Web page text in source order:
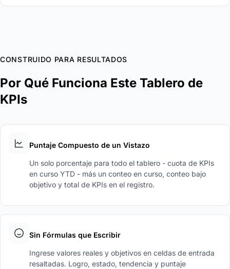
CONSTRUIDO PARA RESULTADOS
Por Qué Funciona Este Tablero de
KPIs
Puntaje Compuesto de un Vistazo
Un solo porcentaje para todo el tablero - cuota de KPIs
en curso YTD - más un conteo en curso, conteo bajo
objetivo y total de KPIs en el registro.
Sin Fórmulas que Escribir
Ingrese valores reales y objetivos en celdas de entrada
resaltadas. Logro, estado, tendencia y puntaje